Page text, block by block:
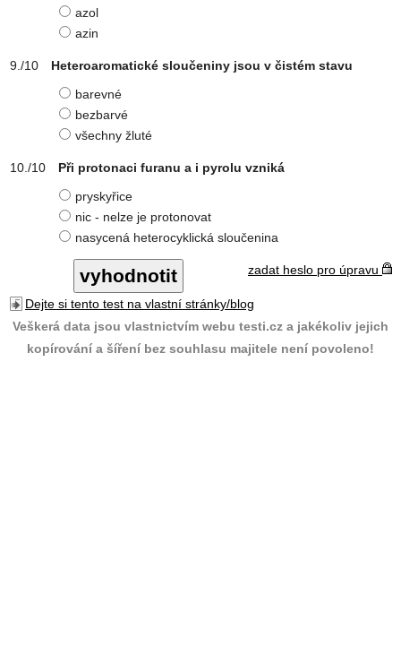
azol
azin
Heteroaromatické sloučeniny jsou v čistém stavu
barevné
bezbarvé
všechny žluté
Při protonaci furanu a i pyrolu vzniká
pryskyřice
nic - nelze je protonovat
nasycená heterocyklická sloučenina
zadat heslo pro úpravu
Dejte si tento test na vlastní stránky/blog
Veškerá data jsou vlastnictvím webu testi.cz a jakékoliv jejich
kopírování a šíření bez souhlasu majitele není povoleno!